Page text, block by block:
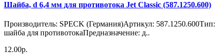
Шайба, d 6,4 мм для противотока Jet Classic (587.1250.600)
Производитель: SPECK (Германия)Артикул: 587.1250.600Тип:
шайба для противотокаПредназначение: д..
12.00р.